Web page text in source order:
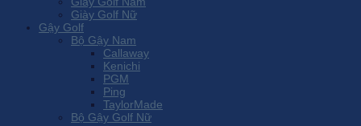
Giày Golf Nữ
Gậy Golf
Bộ Gậy Nam
Callaway
Kenichi
PGM
Ping
TaylorMade
Bộ Gậy Golf Nữ